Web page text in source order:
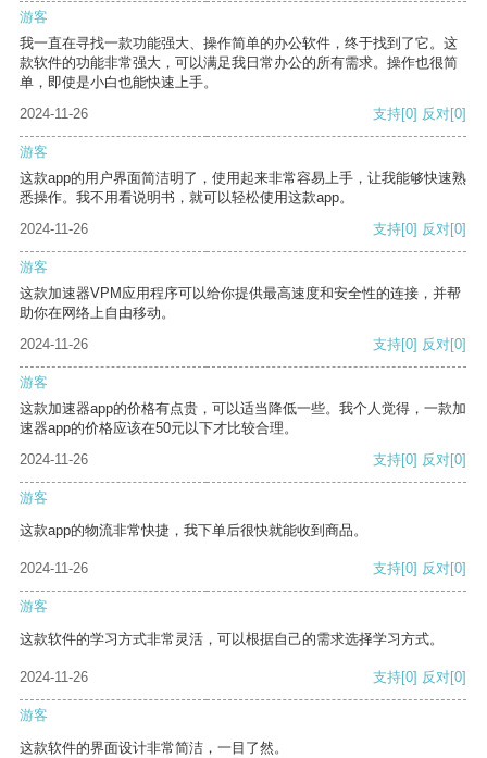
游客
我一直在寻找一款功能强大、操作简单的办公软件，终于找到了它。这
款软件的功能非常强大，可以满足我日常办公的所有需求。操作也很简
单，即使是小白也能快速上手。
2024-11-26
支持[0] 反对[0]
游客
这款app的用户界面简洁明了，使用起来非常容易上手，让我能够快速熟
悉操作。我不用看说明书，就可以轻松使用这款app。
2024-11-26
支持[0] 反对[0]
游客
这款加速器VPM应用程序可以给你提供最高速度和安全性的连接，并帮
助你在网络上自由移动。
2024-11-26
支持[0] 反对[0]
游客
这款加速器app的价格有点贵，可以适当降低一些。我个人觉得，一款加
速器app的价格应该在50元以下才比较合理。
2024-11-26
支持[0] 反对[0]
游客
这款app的物流非常快捷，我下单后很快就能收到商品。
2024-11-26 支持[0] 反对[0]
游客
这款软件的学习方式非常灵活，可以根据自己的需求选择学习方式。
2024-11-26 支持[0] 反对[0]
游客
这款软件的界面设计非常简洁，一目了然。